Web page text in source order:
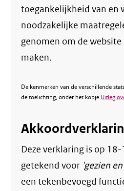
toegankelijkheid van en
noodzakelijke
genomen om de
maken.
De kenmerken van de verschillende
de toelichting, onder het kopje Uitleg
Deze verklaring is op
getekend voor 'gezien
een tekenbevoegd